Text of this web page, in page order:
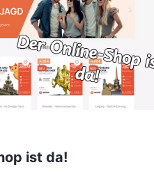
ist da!